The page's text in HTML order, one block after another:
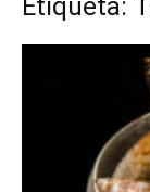
Etiqueta: